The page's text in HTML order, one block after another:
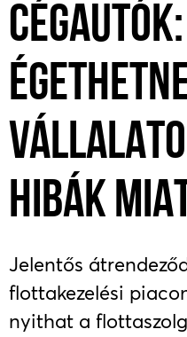
HIBÁK
Jelentős
flottakezelési
nyithat a